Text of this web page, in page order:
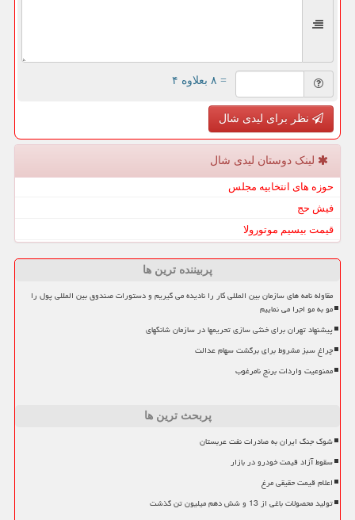
= ۸ بعلاوه ۴
نظر برای لیدی شال
لینک دوستان لیدی شال
حوزه های انتخابیه مجلس
فیش حج
قیمت بیسیم موتورولا
پربیننده ترین ها
مقاوله نامه های سازمان بین المللی کار را نادیده می گیریم و دستورات صندوق بین المللی پول را
مو به مو اجرا می نماییم
پیشنهاد تهران برای خنثی سازی تحریمها در سازمان شانگهای
چراغ سبز مشروط برای برگشت سهام عدالت
ممنوعیت واردات برنج نامرغوب
پربحث ترین ها
شوک جنگ ایران به صادرات نفت عربستان
سقوط آزاد قیمت خودرو در بازار
اعلام قیمت حقیقی مرغ
تولید محصولات باغی از 13 و شش دهم میلیون تن گذشت